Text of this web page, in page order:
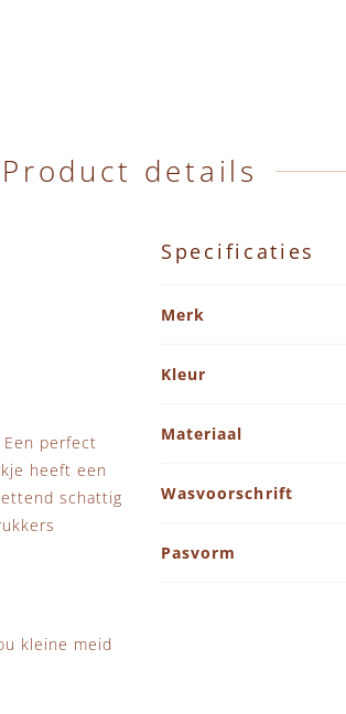
Product details
perfect
heeft een
schattig
kleine meid
Specificaties
Merk
Kleur
Materiaal
Wasvoorschrift
Pasvorm